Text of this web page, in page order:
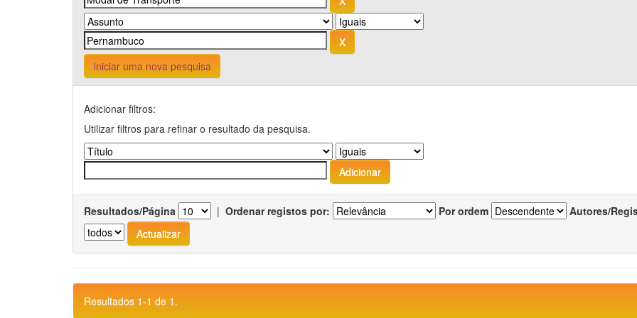
Iniciar uma nova pesquisa
Adicionar filtros:
Utilizar filtros para refinar o resultado da pesquisa.
Resultados/Página | Ordenar registos por: Por ordem Autores/
Resultados 1-1 de 1.